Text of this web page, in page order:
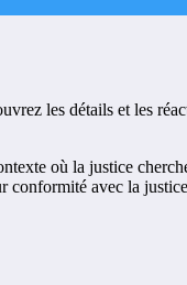
où la justice
conformité avec la